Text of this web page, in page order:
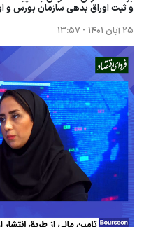
و ثبت اوراق بدهی سازمان بورس و
۲۵ آبان ۱۴۰۱ - ۱۳:۵۷